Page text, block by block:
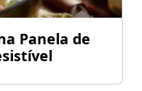
Panela de